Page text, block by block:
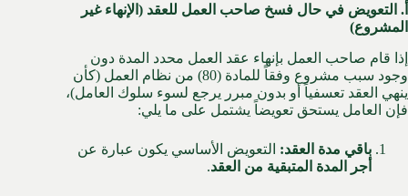
أ. التعويض في حال فسخ صاحب العمل للعقد (الإنهاء غير
المشروع)
إذا قام صاحب العمل بإنهاء عقد العمل محدد المدة دون
وجود سبب مشروع وفقاً للمادة (80) من نظام العمل (كأن
ينهي العقد تعسفياً أو بدون مبرر يرجع لسوء سلوك العامل)،
فإن العامل يستحق تعويضاً يشتمل على ما يلي:
باقي مدة العقد: التعويض الأساسي يكون عبارة عن
أجر المدة المتبقية من العقد.